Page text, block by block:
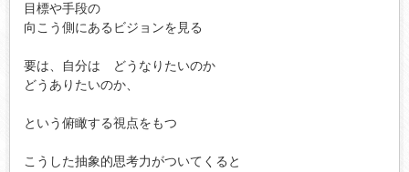
目標や手段の
向こう側にあるビジョンを見る
要は、自分は　どうなりたいのか
どうありたいのか、
という俯瞰する視点をもつ
こうした抽象的思考力がついてくると